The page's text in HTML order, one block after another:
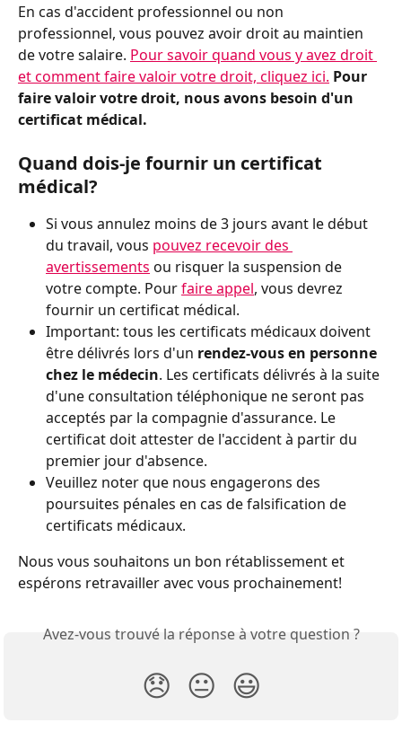
En cas d'accident professionnel ou non
professionnel, vous pouvez avoir droit au maintien
de votre salaire. Pour savoir quand vous y avez droit
et comment faire valoir votre droit, cliquez ici. Pour
faire valoir votre droit, nous avons besoin d'un
certificat médical.
Quand dois-je fournir un certificat
médical?
Si vous annulez moins de 3 jours avant le début
du travail, vous pouvez recevoir des
avertissements ou risquer la suspension de
votre compte. Pour faire appel, vous devrez
fournir un certificat médical.
Important: tous les certificats médicaux doivent
être délivrés lors d'un rendez-vous en personne
chez le médecin. Les certificats délivrés à la suite
d'une consultation téléphonique ne seront pas
acceptés par la compagnie d'assurance. Le
certificat doit attester de l'accident à partir du
premier jour d'absence.
Veuillez noter que nous engagerons des
poursuites pénales en cas de falsification de
certificats médicaux.
Nous vous souhaitons un bon rétablissement et
espérons retravailler avec vous prochainement!
Avez-vous trouvé la réponse à votre question ?
😞 😐 😃